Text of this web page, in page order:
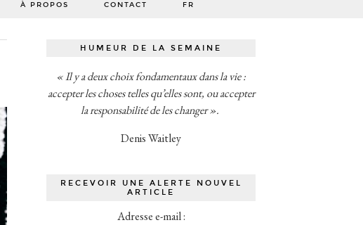
À PROPOS CONTACT FR
HUMEUR DE LA SEMAINE
« Il y a deux choix fondamentaux dans la vie :
accepter les choses telles qu’elles sont, ou accepter
la responsabilité de les changer ».
Denis Waitley
RECEVOIR UNE ALERTE NOUVEL
ARTICLE
Adresse e-mail :